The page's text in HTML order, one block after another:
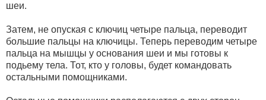
шеи.
Затем, не опуская с ключиц четыре пальца, переводит
большие пальцы на ключицы. Теперь переводим четыре
пальца на мышцы у основания шеи и мы готовы к
подьему тела. Тот, кто у головы, будет командовать
остальными помощниками.